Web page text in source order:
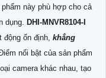
này phù hợp cho cả
dụng. DHI-MNVR8104-I
ổn định, khẳng
nổi bật của sản phẩm
camera khác nhau, tạo